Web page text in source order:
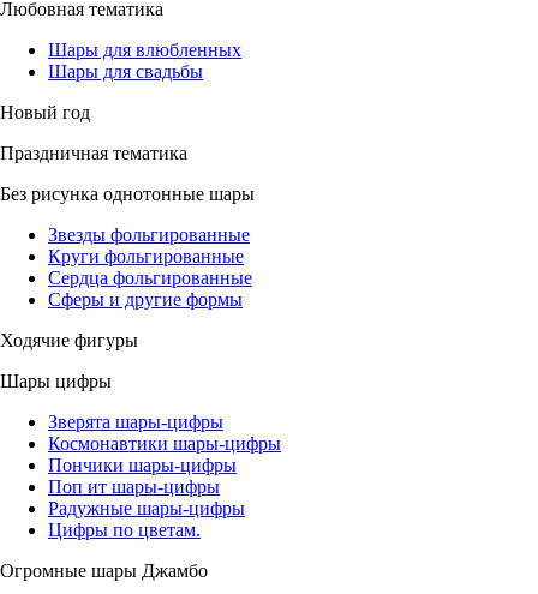
Любовная тематика
Шары для влюбленных
Шары для свадьбы
Новый год
Праздничная тематика
Без рисунка однотонные шары
Звезды фольгированные
Круги фольгированные
Сердца фольгированные
Сферы и другие формы
Ходячие фигуры
Шары цифры
Зверята шары-цифры
Космонавтики шары-цифры
Пончики шары-цифры
Поп ит шары-цифры
Радужные шары-цифры
Цифры по цветам.
Огромные шары Джамбо